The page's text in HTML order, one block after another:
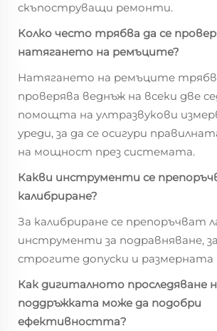
скъпоструващи ремонти.
Колко често трябва да се
натягането на ремъците?
Натягането на ремъците
проверява веднъж на всеки две
помощта на ултразвукови
уреди, за да се осигури
на мощност през системата.
Какви инструменти се
калибриране?
За калибриране се препоръчват
инструменти за подравняване,
строгите допуски и
Как дигиталното проследяване
поддръжката може да подобри
ефективността?